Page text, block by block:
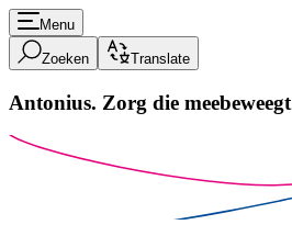
Menu
Zoeken Translate
Antonius. Zorg die meebeweegt